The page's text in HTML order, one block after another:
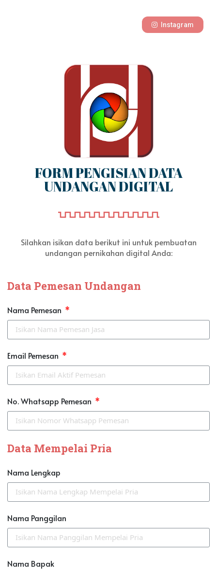
Instagram
FORM PENGISIAN DATA
UNDANGAN DIGITAL
Silahkan isikan data berikut ini untuk pembuatan
undangan pernikahan digital Anda:
Data Pemesan Undangan
Nama Pemesan
Email Pemesan
No. Whatsapp Pemesan
Data Mempelai Pria
Nama Lengkap
Nama Panggilan
Nama Bapak